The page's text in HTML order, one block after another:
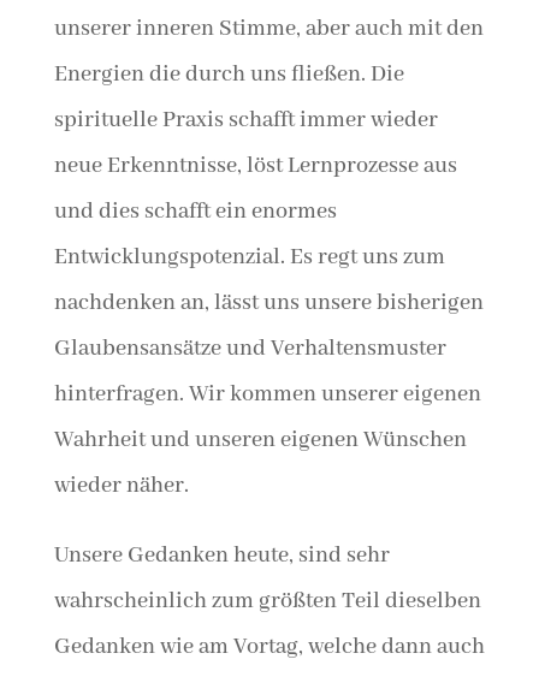
unserer inneren Stimme, aber auch mit den
Energien die durch uns fließen. Die
spirituelle Praxis schafft immer wieder
neue Erkenntnisse, löst Lernprozesse aus
und dies schafft ein enormes
Entwicklungspotenzial. Es regt uns zum
nachdenken an, lässt uns unsere bisherigen
Glaubensansätze und Verhaltensmuster
hinterfragen. Wir kommen unserer eigenen
Wahrheit und unseren eigenen Wünschen
wieder näher.
Unsere Gedanken heute, sind sehr
wahrscheinlich zum größten Teil dieselben
Gedanken wie am Vortag, welche dann auch